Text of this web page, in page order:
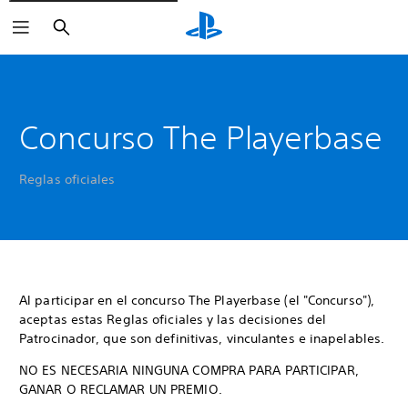
Buscar
Concurso The Playerbase
Reglas oficiales
Al participar en el concurso The Playerbase (el "Concurso"),
aceptas estas Reglas oficiales y las decisiones del
Patrocinador, que son definitivas, vinculantes e inapelables.
NO ES NECESARIA NINGUNA COMPRA PARA PARTICIPAR,
GANAR O RECLAMAR UN PREMIO.